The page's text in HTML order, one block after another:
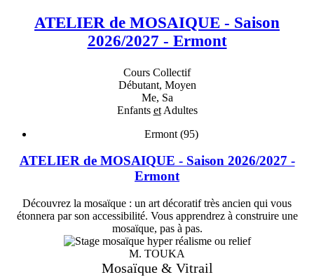
ATELIER de MOSAIQUE - Saison
2026/2027 - Ermont
Cours Collectif
Débutant, Moyen
Me, Sa
Enfants etAdultes
Ermont (95)
ATELIER de MOSAIQUE - Saison 2026/2027 -
Ermont
Découvrez la mosaïque : un art décoratif très ancien qui vous
étonnera par son accessibilité. Vous apprendrez à construire une
mosaïque, pas à pas.
M. TOUKA
Mosaïque & Vitrail